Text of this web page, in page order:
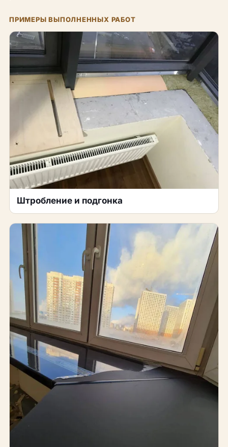
ПРИМЕРЫ ВЫПОЛНЕННЫХ РАБОТ
Штробление и подгонка